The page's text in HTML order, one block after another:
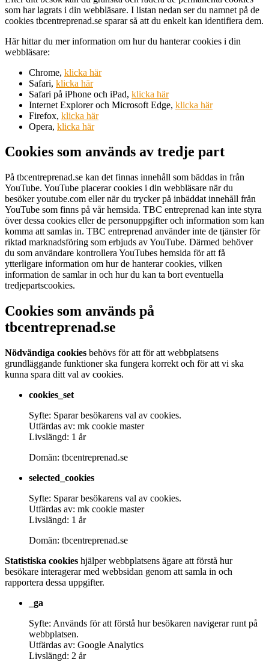
som har lagrats i din webbläsare. I listan nedan ser du namnet på de
cookies tbcentreprenad.se sparar så att du enkelt kan identifiera dem.
Här hittar du mer information om hur du hanterar cookies i din
webbläsare:
Chrome, klicka här
Safari, klicka här
Safari på iPhone och iPad, klicka här
Internet Explorer och Microsoft Edge, klicka här
Firefox, klicka här
Opera, klicka här
Cookies som används av tredje part
På tbcentreprenad.se kan det finnas innehåll som bäddas in från
YouTube. YouTube placerar cookies i din webbläsare när du
besöker youtube.com eller när du trycker på inbäddat innehåll från
YouTube som finns på vår hemsida. TBC entreprenad kan inte styra
över dessa cookies eller de personuppgifter och information som kan
komma att samlas in. TBC entreprenad använder inte de tjänster för
riktad marknadsföring som erbjuds av YouTube. Därmed behöver
du som användare kontrollera YouTubes hemsida för att få
ytterligare information om hur de hanterar cookies, vilken
information de samlar in och hur du kan ta bort eventuella
tredjepartscookies.
Cookies som används på
tbcentreprenad.se
Nödvändiga cookies behövs för att för att webbplatsens
grundläggande funktioner ska fungera korrekt och för att vi ska
kunna spara ditt val av cookies.
cookies_set
Syfte: Sparar besökarens val av cookies.
Utfärdas av: mk cookie master
Livslängd: 1 år
Domän: tbcentreprenad.se
selected_cookies
Syfte: Sparar besökarens val av cookies.
Utfärdas av: mk cookie master
Livslängd: 1 år
Domän: tbcentreprenad.se
Statistiska cookies hjälper webbplatsens ägare att förstå hur
besökare interagerar med webbsidan genom att samla in och
rapportera dessa uppgifter.
_ga
Syfte: Används för att förstå hur besökaren navigerar runt på
webbplatsen.
Utfärdas av: Google Analytics
Livslängd: 2 år